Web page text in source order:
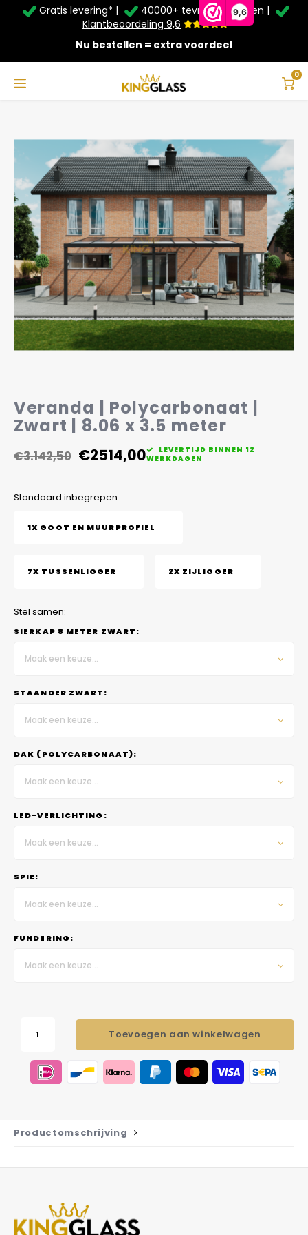
9,6
Service & Contact
Bezorging
Afhalen
Montage
Betaalmethoden
Garantie
Veelgestelde vragen
Taal
Gratis levering* |
40000+ tevreden klanten |
Klantbeoordeling 9,6
Nu bestellen = extra voordeel
0
Zomer Deals: Tot 20% kortingop schuifwanden en
veranda's +€20extra kassa korting*
Veranda | Polycarbonaat | Zwart | 8.06 x 3.5 meter
Veranda | Polycarbonaat |
Zwart | 8.06 x 3.5 meter
€3.142,50 €2514,00
LEVERTIJD BINNEN 12
WERKDAGEN
Standaard inbegrepen:
1X GOOT EN MUURPROFIEL
7X TUSSENLIGGER 2X ZIJLIGGER
Stel samen:
SIERKAP 8 METER ZWART:
Maak een keuze...
STAANDER ZWART:
Maak een keuze...
DAK (POLYCARBONAAT):
Maak een keuze...
LED-VERLICHTING:
Maak een keuze...
SPIE:
Maak een keuze...
FUNDERING:
Maak een keuze...
Toevoegen aan winkelwagen
Productomschrijving